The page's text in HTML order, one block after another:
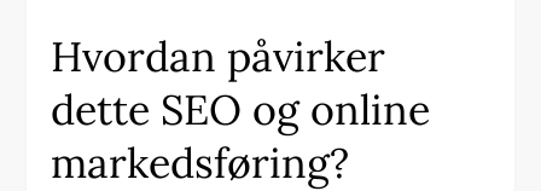
Hvordan påvirker
dette SEO og online
markedsføring?